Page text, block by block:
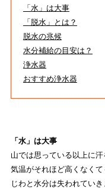
コラム
SHOP
店舗一覧
RECRUIT
採用
TAKAO
ストライトラボ高尾
「水」は大事
「脱水」とは？
脱水の兆候
水分補給の目安は？
浄水器
おすすめ浄水器
「水」は大事
山では思っている以上に汗
気温がそれほど高くなく
じわと水分は失われていき